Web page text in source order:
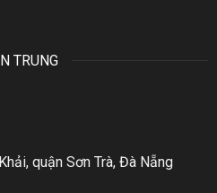
TRUNG
quận Sơn Trà, Đà Nẵng